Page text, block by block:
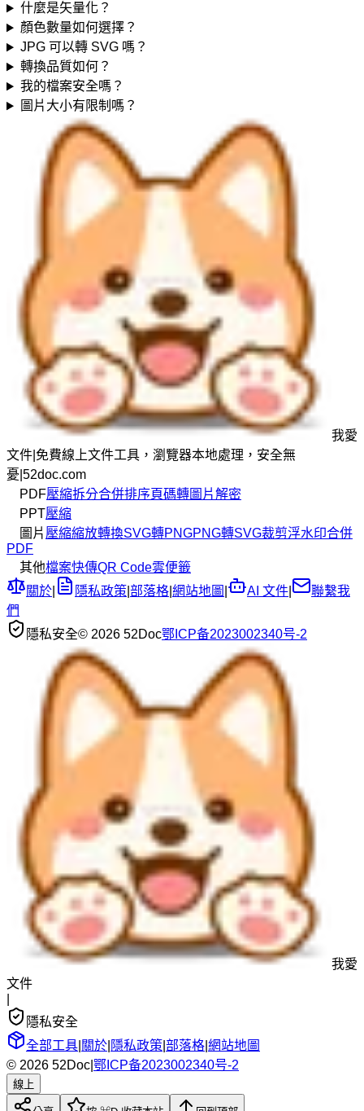
什麼是矢量化？
顏色數量如何選擇？
JPG 可以轉 SVG 嗎？
轉換品質如何？
我的檔案安全嗎？
圖片大小有限制嗎？
我愛
文件 免費線上文件工具，瀏覽器本地處理，安全無
憂 52doc.com
PDF壓縮拆分合併排序頁碼轉圖片解密
PPT壓縮
圖片 壓縮縮放轉換SVG轉PNGPNG轉SVG裁剪浮水印合併
PDF
其他檔案快傳QR Code雲便籤
關於
隱私政策 部落格 網站地圖 AI 文件
聯繫我
們
隱私安全© 2026 52Doc鄂ICP备2023002340号-2
我愛
文件
隱私安全
全部工具 關於 隱私政策 部落格 網站地圖
© 2026 52Doc 鄂ICP备2023002340号-2
線上